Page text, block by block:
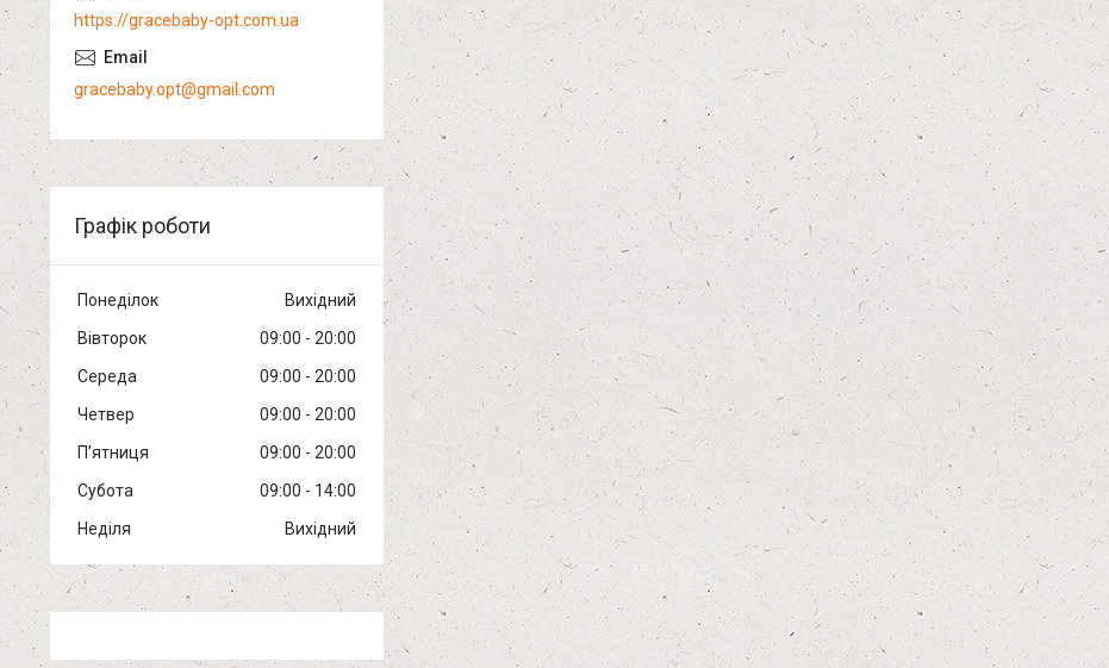
https://gracebaby-opt.com.ua
gracebaby.opt@gmail.com
Графік роботи
Понеділок
Вихідний
Вівторок
09:00
20:00
Середа
09:00
20:00
Четвер
09:00
20:00
Пʼятниця
09:00
20:00
Субота
09:00
14:00
Неділя
Вихідний